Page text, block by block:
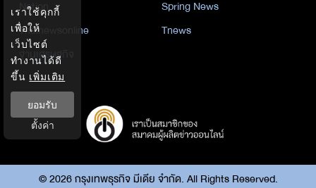
Nation
Spring News
Thainewsonline
Tnews
ฐานเศรษฐกิจ
©2026กรุงเทพธุรกิจ มีเดีย จำกัด. All Rights Reserved.
เราใช้คุกกี้
เพื่อให้
เว็บไซต์
ทำงานได้ดี
ขึ้น เพิ่มเติม
ยอมรับ
ตั้งค่า